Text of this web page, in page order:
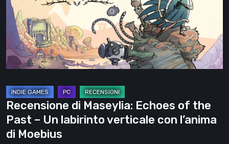
of
the
Past
–
Un
verticale
con
l’anima
di
Recensione di Maseylia: Echoes of the
Past – Un labirinto verticale con l’anima
di Moebius